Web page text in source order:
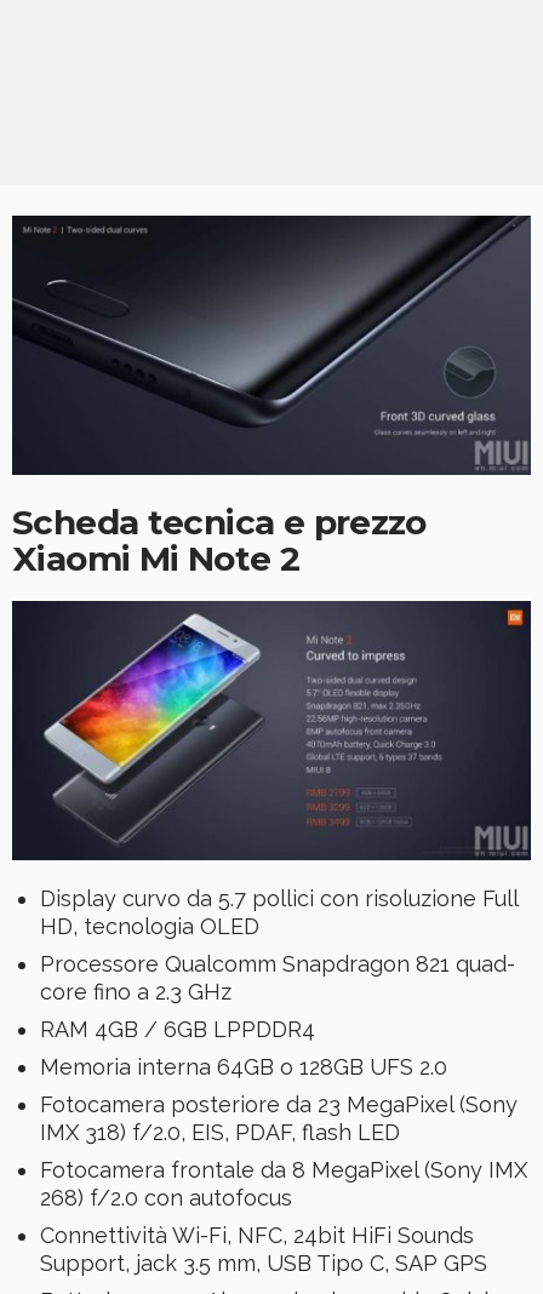
Scheda tecnica e prezzo
Xiaomi Mi Note 2
Display curvo da 5.7 pollici con risoluzione Full
HD, tecnologia OLED
Processore Qualcomm Snapdragon 821 quad-
core fino a 2.3 GHz
RAM 4GB / 6GB LPPDDR4
Memoria interna 64GB o 128GB UFS 2.0
Fotocamera posteriore da 23 MegaPixel (Sony
IMX 318) f/2.0, EIS, PDAF, flash LED
Fotocamera frontale da 8 MegaPixel (Sony IMX
268) f/2.0 con autofocus
Connettività Wi-Fi, NFC, 24bit HiFi Sounds
Support, jack 3.5 mm, USB Tipo C, SAP GPS